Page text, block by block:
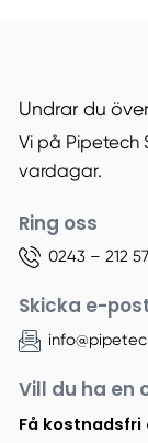
Undrar du
Vi på Pipetech
vardagar.
Ring oss
0243 – 212
Skicka e-
Vill du ha en
Få